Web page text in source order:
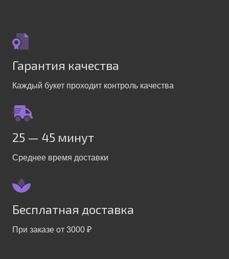
Гарантия качества
Каждый букет проходит контроль качества
25 — 45 минут
Среднее время доставки
Бесплатная доставка
При заказе от 3000 ₽